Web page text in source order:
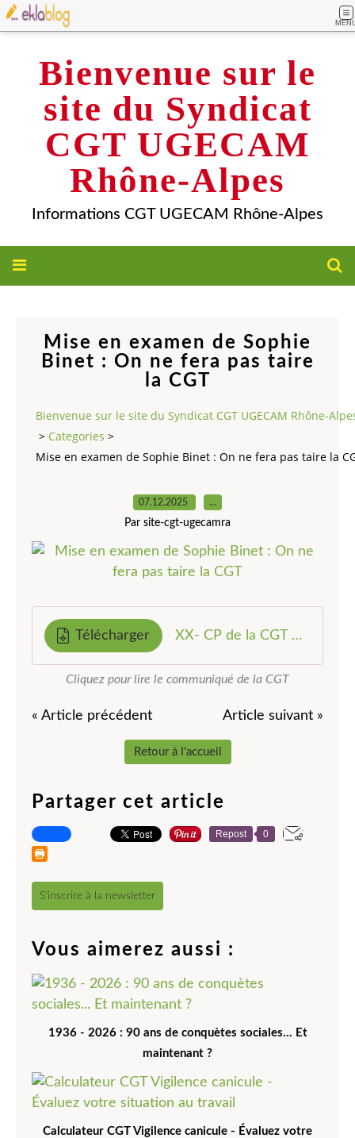
Bienvenue sur le
site du Syndicat
CGT UGECAM
Rhône-Alpes
Informations CGT UGECAM Rhône-Alpes
Mise en examen de Sophie
Binet : On ne fera pas taire
la CGT
Bienvenue sur le site du Syndicat CGT UGECAM Rhône-
> Categories >
Mise en examen de Sophie Binet : On ne fera pas taire la
07.12.2025 …
Par site-cgt-ugecamra
Télécharger XX- CP de la CGT On ne fera pas taire la CGT et sa secrétaire générale -021225
Cliquez pour lire le communiqué de la CGT
« Article précédent Article suivant »
Retour à l'accueil
Partager cet article
Repost 0
S'inscrire à la newsletter
Vous aimerez aussi :
1936 - 2026 : 90 ans de conquètes sociales... Et
maintenant ?
Calculateur CGT Vigilence canicule - Évaluez votre